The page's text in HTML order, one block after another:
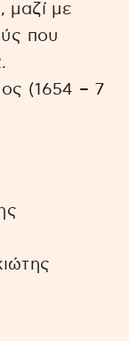
μαζί με
που
(1654 – 7